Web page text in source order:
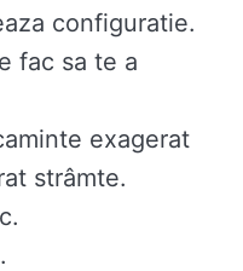
configuratie.
fac sa te a
exagerat
strâmte.